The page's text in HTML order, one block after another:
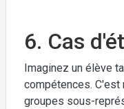
6. Cas
Imaginez un élève
compétences. C'est
groupes sous-